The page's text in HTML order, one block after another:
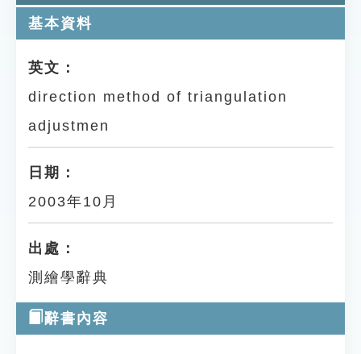
教學應用
基本資料
英文：
direction method of triangulation
adjustmen
日期：
2003年10月
出處：
測繪學辭典
辭書內容